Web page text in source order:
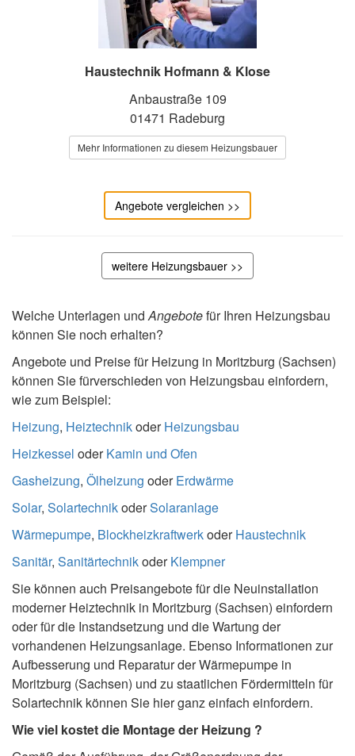
Haustechnik Hofmann & Klose
Anbaustraße 109
01471 Radeburg
Mehr Informationen zu diesem Heizungsbauer
Angebote vergleichen >>
weitere Heizungsbauer >>
Welche Unterlagen undAngebotefür Ihren Heizungsbau
können Sie noch erhalten?
Angebote und Preise für Heizung in Moritzburg (Sachsen)
können Sie fürverschieden von Heizungsbau einfordern,
wie zum Beispiel:
Heizung, HeiztechnikoderHeizungsbau
Heizkessel oderKamin und Ofen
Gasheizung, Ölheizung oderErdwärme
Solar, SolartechnikoderSolaranlage
Wärmepumpe, BlockheizkraftwerkoderHaustechnik
Sanitär, SanitärtechnikoderKlempner
Sie können auch Preisangebote für die Neuinstallation
moderner Heiztechnik in Moritzburg (Sachsen) einfordern
oder für die Instandsetzung und die Wartung der
vorhandenen Heizungsanlage. Ebenso Informationen zur
Aufbesserung und Reparatur der Wärmepumpe in
Moritzburg (Sachsen) und zu staatlichen Fördermitteln für
Solartechnik können Sie hier ganz einfach einfordern.
Wie viel kostet die Montage der Heizung ?